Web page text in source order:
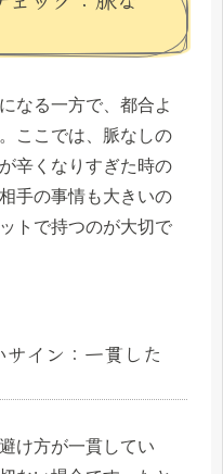
なる一方で、都合よ
ここでは、脈なしの
辛くなりすぎた時の
手の事情も大きいの
トで持つのが大切で
イン：一貫した
け方が一貫してい